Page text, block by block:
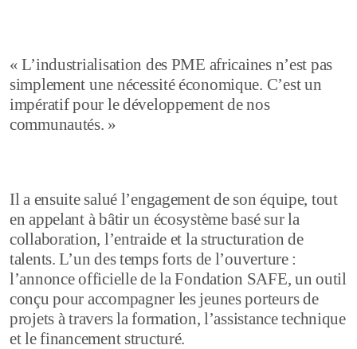
« L’industrialisation des PME africaines n’est pas
simplement une nécessité économique. C’est un
impératif pour le développement de nos
communautés. »
Il a ensuite salué l’engagement de son équipe, tout
en appelant à bâtir un écosystème basé sur la
collaboration, l’entraide et la structuration de
talents. L’un des temps forts de l’ouverture :
l’annonce officielle de la Fondation SAFE, un outil
conçu pour accompagner les jeunes porteurs de
projets à travers la formation, l’assistance technique
et le financement structuré.